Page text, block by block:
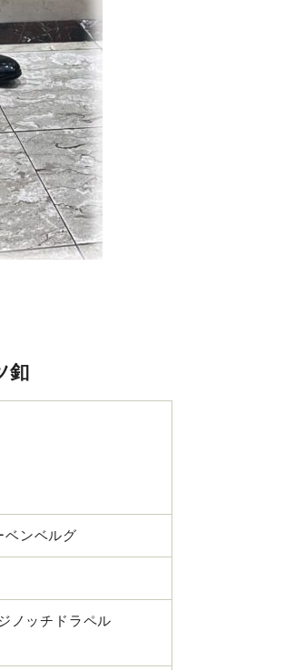
釦
ベンベルグ
ノッチドラペル